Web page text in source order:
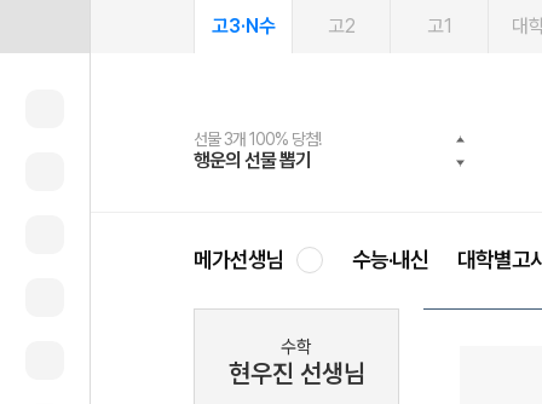
고3·N수 고2 고1 대
선물 3개 100% 당첨!
행운의 선물 뽑기
선물 100% 증정!
메가스터디 X 올리브
여름방학 스터디 캐시백
메가런 썸머스쿨
2027 러셀 단과
강사 공개선발
스마트러닝앱
설문 EVENT
메가패스
3일 무료 체험권
메가패스 수강생 무료혜택!
메가클럽 멤버십
사회공헌 캠페인
희망이룸 메가나눔
메가선생님 수능·내신 대학별고
수학
현우진 선생님